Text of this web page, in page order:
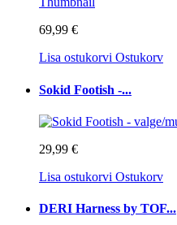
69,99 €
Lisa ostukorvi Ostukorv
Sokid Footish -...
29,99 €
Lisa ostukorvi Ostukorv
DERI Harness by TOF...